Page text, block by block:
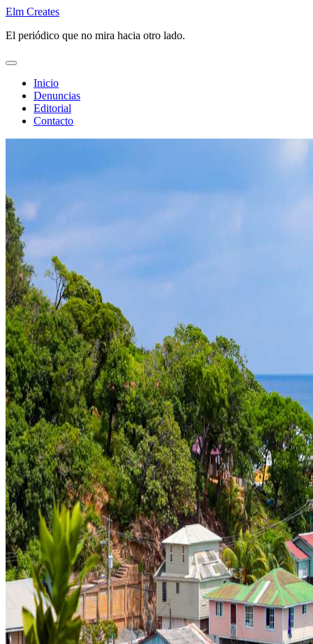
Saltar
contenido
Elm Creates
El periódico que no mira hacia otro lado.
Inicio
Denuncias
Editorial
Contacto